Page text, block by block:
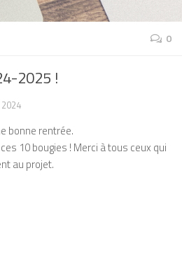
0
2025 !
2024
bonne rentrée.
10 bougies ! Merci à tous ceux qui
au projet.